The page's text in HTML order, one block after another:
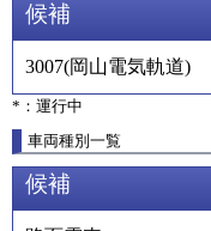
候補
3007(岡山電気軌道)
*：運行中
車両種別一覧
候補